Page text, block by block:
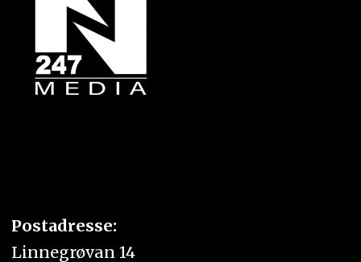
Postadresse:
Linnegrøvan 14